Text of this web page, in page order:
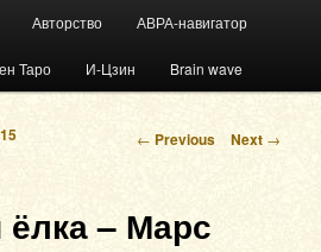
Авторство АВРА-навигатор
Таро И-Цзин Brain wave
Post navigation
← Previous Next →
– Марс